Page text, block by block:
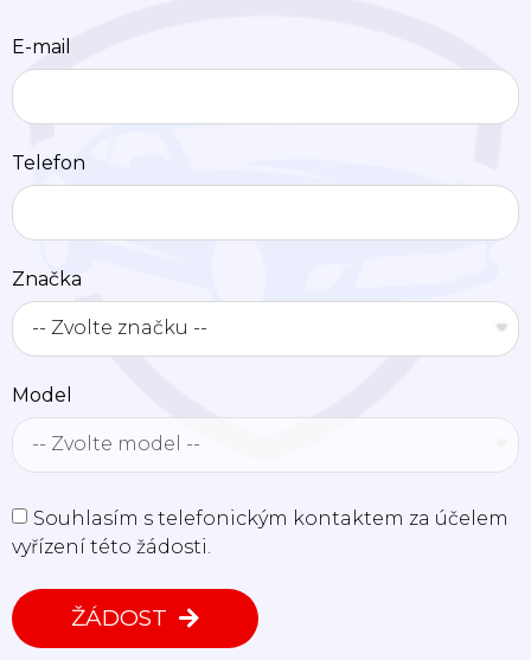
E-mail
Telefon
Značka
Model
Souhlasím s telefonickým kontaktem za účelem
vyřízení této žádosti.
ŽÁDOST